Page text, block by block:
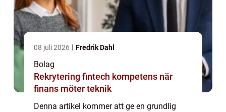
08 juli 2026 Fredrik Dahl
Bolag
Rekrytering fintech kompetens när
finans möter teknik
Denna artikel kommer att ge en grundlig